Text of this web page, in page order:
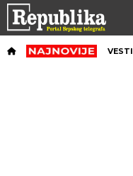
VESTI